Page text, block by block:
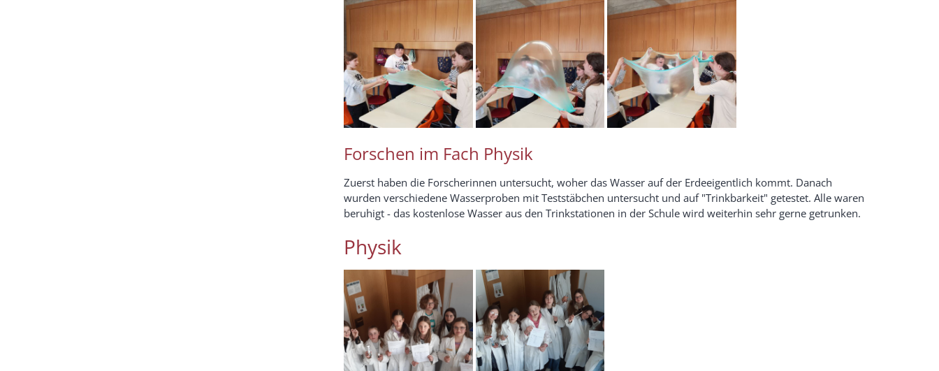
Forschen im Fach Physik
Zuerst haben die Forscherinnen untersucht, woher das Wasser auf der Erdeeigentlich kommt. Danach
wurden verschiedene Wasserproben mit Teststäbchen untersucht und auf "Trinkbarkeit" getestet. Alle waren
beruhigt - das kostenlose Wasser aus den Trinkstationen in der Schule wird weiterhin sehr gerne getrunken.
Physik